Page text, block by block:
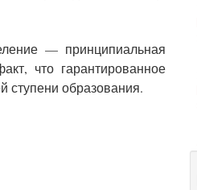
— принципиальная
что гарантированное
ступени образования.